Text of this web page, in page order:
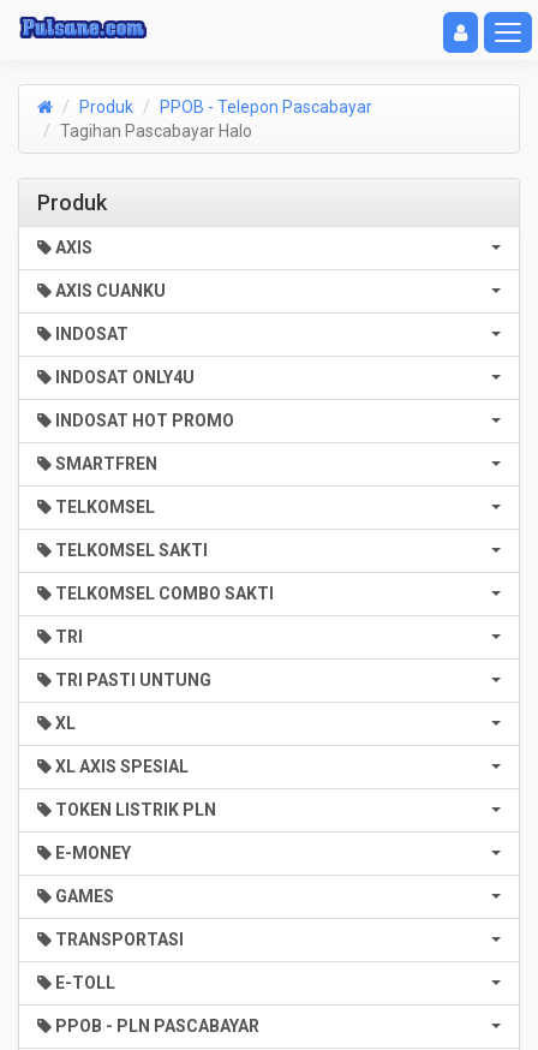
Toggle
Produk
PPOB - Telepon Pascabayar
Tagihan Pascabayar Halo
Produk
AXIS
AXIS CUANKU
INDOSAT
INDOSAT ONLY4U
INDOSAT HOT PROMO
SMARTFREN
TELKOMSEL
TELKOMSEL SAKTI
TELKOMSEL COMBO SAKTI
TRI
TRI PASTI UNTUNG
XL
XL AXIS SPESIAL
TOKEN LISTRIK PLN
E-MONEY
GAMES
TRANSPORTASI
E-TOLL
PPOB - PLN PASCABAYAR